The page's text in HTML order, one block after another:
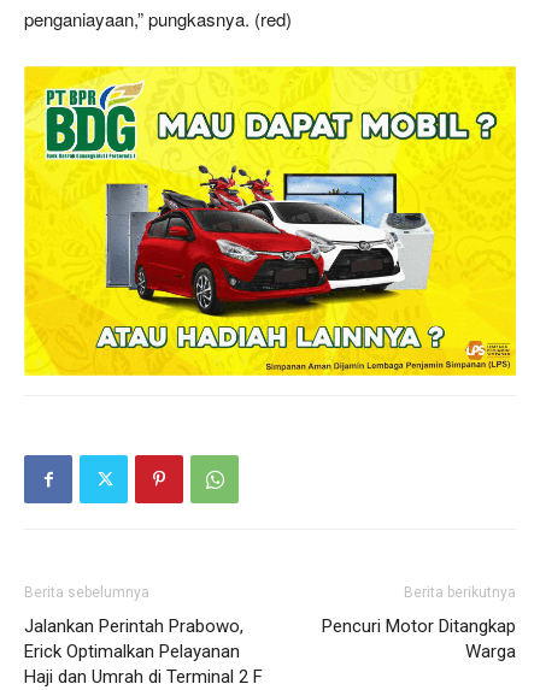
penganiayaan,” pungkasnya. (red)
Berita sebelumnya
Jalankan Perintah Prabowo,
Erick Optimalkan Pelayanan
Haji dan Umrah di Terminal 2 F
Berita berikutnya
Pencuri Motor Ditangkap
Warga